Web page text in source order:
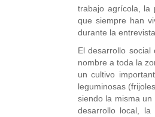
trabajo agrícola, la
que siempre han
durante la
El desarrollo
nombre a toda la
un cultivo
leguminosas
siendo la misma
desarrollo local,